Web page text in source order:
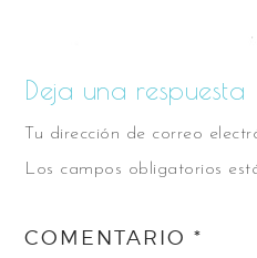
Deja una respuesta
Tu dirección de correo
Los campos obligatorios
COMENTARIO*